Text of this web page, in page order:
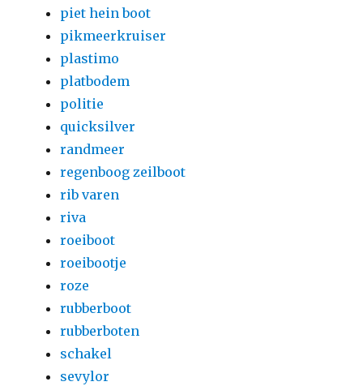
piet hein boot
pikmeerkruiser
plastimo
platbodem
politie
quicksilver
randmeer
regenboog zeilboot
rib varen
riva
roeiboot
roeibootje
roze
rubberboot
rubberboten
schakel
sevylor